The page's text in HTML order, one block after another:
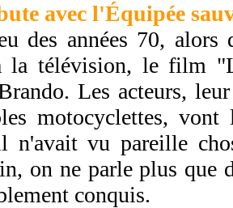
avec l'Équipée
des années 70,
la télévision, le film
Les acteurs,
motocyclettes,
n'avait vu pareille
on ne parle plus que
conquis.